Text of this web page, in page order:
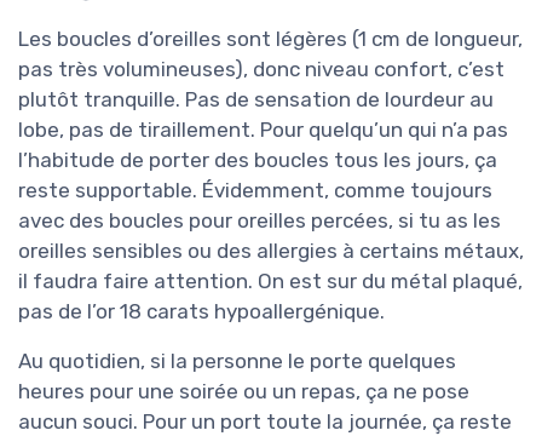
Les boucles d’oreilles sont légères (1 cm de longueur,
pas très volumineuses), donc niveau confort, c’est
plutôt tranquille. Pas de sensation de lourdeur au
lobe, pas de tiraillement. Pour quelqu’un qui n’a pas
l’habitude de porter des boucles tous les jours, ça
reste supportable. Évidemment, comme toujours
avec des boucles pour oreilles percées, si tu as les
oreilles sensibles ou des allergies à certains métaux,
il faudra faire attention. On est sur du métal plaqué,
pas de l’or 18 carats hypoallergénique.
Au quotidien, si la personne le porte quelques
heures pour une soirée ou un repas, ça ne pose
aucun souci. Pour un port toute la journée, ça reste